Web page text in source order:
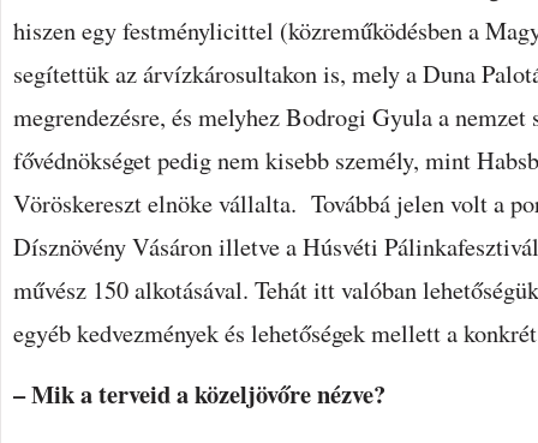
hiszen egy festménylicittel (közreműködésben a
segítettük az árvízkárosultakon is, mely a Duna
megrendezésre, és melyhez Bodrogi Gyula a nemzet
fővédnökséget pedig nem kisebb személy, mint
Vöröskereszt elnöke vállalta. Továbbá jelen volt a
Dísznövény Vásáron illetve a Húsvéti
művész 150 alkotásával. Tehát itt valóban
egyéb kedvezmények és lehetőségek mellett a
– Mik a terveid a közeljövőre nézve?